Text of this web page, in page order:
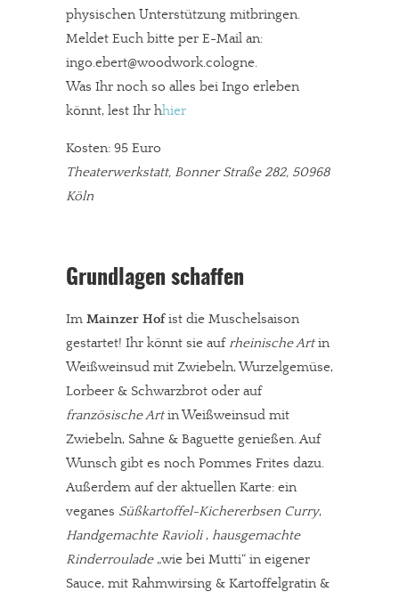
physischen Unterstützung mitbringen.
Meldet Euch bitte per E-Mail an:
ingo.ebert@woodwork.cologne.
Was Ihr noch so alles bei Ingo erleben
könnt, lest Ihr hhier
Kosten: 95 Euro
Theaterwerkstatt, Bonner Straße 282, 50968
Köln
Grundlagen schaffen
Im Mainzer Hofist die Muschelsaison
gestartet! Ihr könnt sie aufrheinische Artin
Weißweinsud mit Zwiebeln, Wurzelgemüse,
Lorbeer & Schwarzbrot oder auf
französische Artin Weißweinsud mit
Zwiebeln, Sahne & Baguette genießen. Auf
Wunsch gibt es noch Pommes Frites dazu.
Außerdem auf der aktuellen Karte: ein
veganes Süßkartoffel-Kichererbsen Curry,
Handgemachte Ravioli, hausgemachte
Rinderroulade„wie bei Mutti“ in eigener
Sauce, mit Rahmwirsing & Kartoffelgratin &